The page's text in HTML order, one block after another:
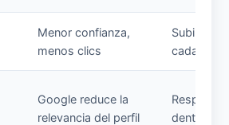
Menor confianza,
menos clics
Subir
cada 2-3
Google reduce la
relevancia del perfil
dentro de